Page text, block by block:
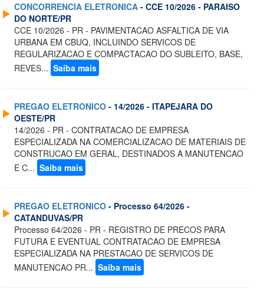
CONCORRENCIA ELETRONICA - CCE 10/2026 - PARAISO
DO NORTE/PR
CCE 10/2026 - PR - PAVIMENTACAO ASFALTICA DE VIA
URBANA EM CBUQ, INCLUINDO SERVICOS DE
REGULARIZACAO E COMPACTACAO DO SUBLEITO, BASE,
REVES... Saiba mais
PREGAO ELETRONICO - 14/2026 - ITAPEJARA DO
OESTE/PR
14/2026 - PR - CONTRATACAO DE EMPRESA
ESPECIALIZADA NA COMERCIALIZACAO DE MATERIAIS DE
CONSTRUCAO EM GERAL, DESTINADOS A MANUTENCAO
E C... Saiba mais
PREGAO ELETRONICO - Processo 64/2026 -
CATANDUVAS/PR
Processo 64/2026 - PR - REGISTRO DE PRECOS PARA
FUTURA E EVENTUAL CONTRATACAO DE EMPRESA
ESPECIALIZADA NA PRESTACAO DE SERVICOS DE
MANUTENCAO PR... Saiba mais